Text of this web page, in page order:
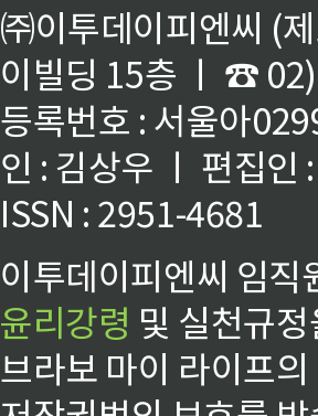
㈜이투데이피엔씨 (
이빌딩 15층 ㅣ ☎
등록번호 : 서울아
인 : 김상우 ㅣ 편집인
ISSN : 2951-4681
이투데이피엔씨 임
윤리강령 및 실천규
브라보 마이 라이프